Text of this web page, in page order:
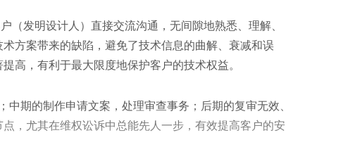
（发明设计人）直接交流沟通，无间隙地熟悉、理解、
方案带来的缺陷，避免了技术信息的曲解、衰减和误
高，有利于最大限度地保护客户的技术权益。
期的制作申请文案，处理审查事务；后期的复审无效、
，尤其在维权讼诉中总能先人一步，有效提高客户的安